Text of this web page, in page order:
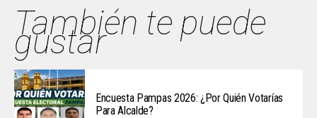
También te puede
gustar
Encuesta Pampas 2026: ¿Por Quién Votarías
Para Alcalde?